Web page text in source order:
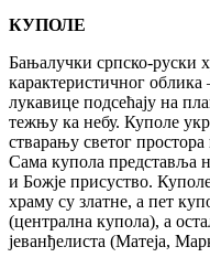
КУПОЛЕ
Бањалучки српско-руски
карактеристичног
лукавице подсећају на
тежњу ка небу. Куполе
стварању светог
Сама купола представља
и Божје присуство.
храму су златне, а пет
(централна купола), а
јеванђелиста (Матеја,